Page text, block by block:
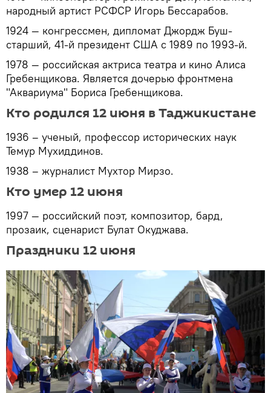
народный артист РСФСР Игорь Бессарабов.
1924 — конгрессмен, дипломат Джордж Буш-
старший, 41-й президент США с 1989 по 1993-й.
1978 — российская актриса театра и кино Алиса
Гребенщикова. Является дочерью фронтмена
"Аквариума" Бориса Гребенщикова.
Кто родился 12 июня в Таджикистане
1936 – ученый, профессор исторических наук
Темур Мухиддинов.
1938 – журналист Мухтор Мирзо.
Кто умер 12 июня
1997 — российский поэт, композитор, бард,
прозаик, сценарист Булат Окуджава.
Праздники 12 июня